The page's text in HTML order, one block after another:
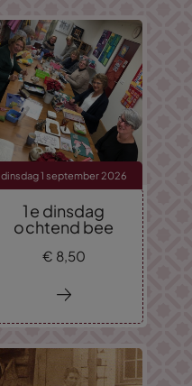
dinsdag 1 september 2026
1e dinsdag
ochtend bee
€ 8, 50